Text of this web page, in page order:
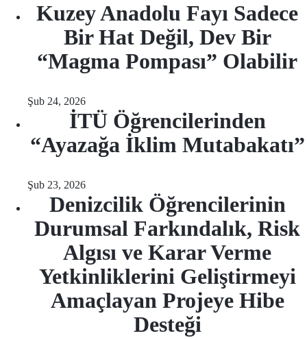
Kuzey Anadolu Fayı Sadece
Bir Hat Değil, Dev Bir
“Magma Pompası” Olabilir
Şub 24, 2026
İTÜ Öğrencilerinden
“Ayazağa İklim Mutabakatı”
Şub 23, 2026
Denizcilik Öğrencilerinin
Durumsal Farkındalık, Risk
Algısı ve Karar Verme
Yetkinliklerini Geliştirmeyi
Amaçlayan Projeye Hibe
Desteği